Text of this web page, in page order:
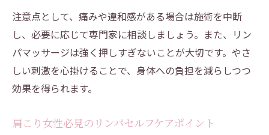
注意点として、痛みや違和感がある場合は施術を中断
し、必要に応じて専門家に相談しましょう。また、リン
パマッサージは強く押しすぎないことが大切です。やさ
しい刺激を心掛けることで、身体への負担を減らしつつ
効果を得られます。
肩こり女性必見のリンパセルフケアポイント